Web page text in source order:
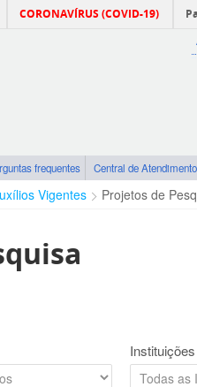
CORONAVÍRUS (COVID-19)
frequentes Central de Atendimento
Vigentes Projetos de
Instituições